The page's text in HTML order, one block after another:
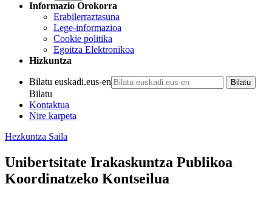
Informazio Orokorra
Erabilerraztasuna
Lege-informazioa
Cookie politika
Egoitza Elektronikoa
Hizkuntza
Bilatu euskadi.eus-en
Bilatu
Kontaktua
Nire karpeta
Hezkuntza Saila
Unibertsitate Irakaskuntza Publikoa
Koordinatzeko Kontseilua